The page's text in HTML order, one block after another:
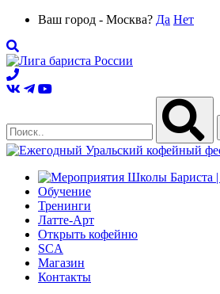
Ваш город - Москва? Да Нет
Обучение
Тренинги
Латте-Арт
Открыть кофейню
SCA
Магазин
Контакты